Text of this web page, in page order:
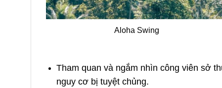
Aloha Swing
Tham quan và ngắm nhìn công viên sở
nguy cơ bị tuyệt chủng.